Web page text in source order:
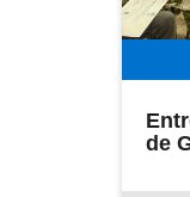
de